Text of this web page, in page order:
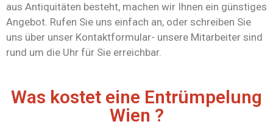
aus Antiquitäten besteht, machen wir Ihnen ein günstiges
Angebot. Rufen Sie uns einfach an, oder schreiben Sie
uns über unser Kontaktformular- unsere Mitarbeiter sind
rund um die Uhr für Sie erreichbar.
Was kostet eine Entrümpelung
Wien ?